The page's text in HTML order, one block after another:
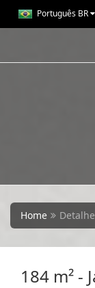
Português BR
Home
184 m² -